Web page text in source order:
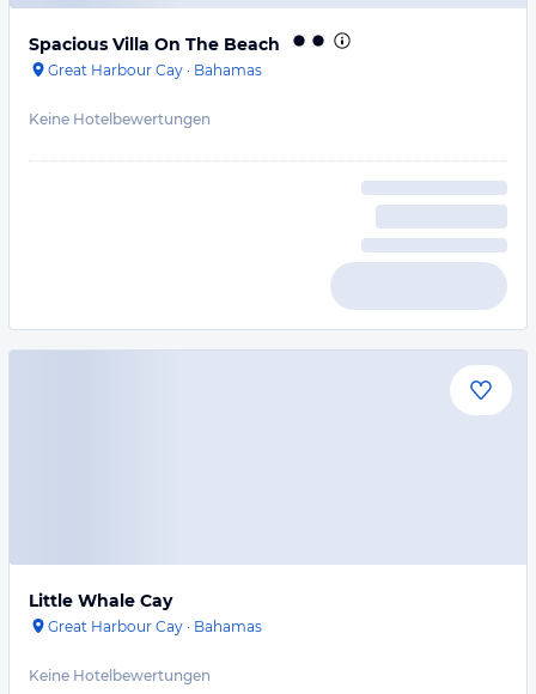
Spacious Villa On The Beach
Great Harbour Cay · Bahamas
Keine Hotelbewertungen
Little Whale Cay
Great Harbour Cay · Bahamas
Keine Hotelbewertungen